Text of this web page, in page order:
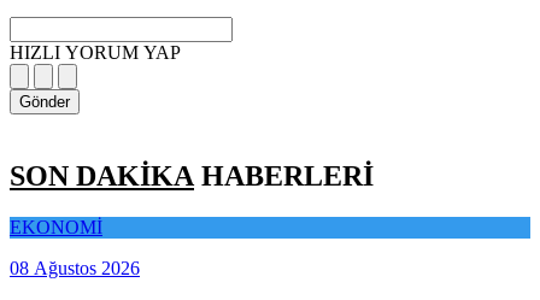
HIZLI YORUM YAP
Gönder
SON DAKİKA HABERLERİ
EKONOMİ
08 Ağustos 2026